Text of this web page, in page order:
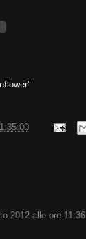
2012 alle ore 11:36